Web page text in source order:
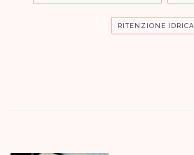
RITENZIONE IDRICA